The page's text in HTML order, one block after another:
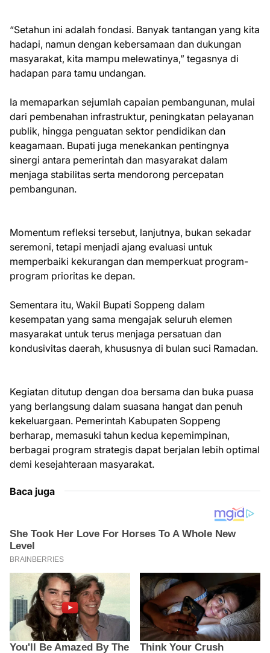
“Setahun ini adalah fondasi. Banyak tantangan yang kita
hadapi, namun dengan kebersamaan dan dukungan
masyarakat, kita mampu melewatinya,” tegasnya di
hadapan para tamu undangan.
Ia memaparkan sejumlah capaian pembangunan, mulai
dari pembenahan infrastruktur, peningkatan pelayanan
publik, hingga penguatan sektor pendidikan dan
keagamaan. Bupati juga menekankan pentingnya
sinergi antara pemerintah dan masyarakat dalam
menjaga stabilitas serta mendorong percepatan
pembangunan.
Momentum refleksi tersebut, lanjutnya, bukan sekadar
seremoni, tetapi menjadi ajang evaluasi untuk
memperbaiki kekurangan dan memperkuat program-
program prioritas ke depan.
Sementara itu, Wakil Bupati Soppeng dalam
kesempatan yang sama mengajak seluruh elemen
masyarakat untuk terus menjaga persatuan dan
kondusivitas daerah, khususnya di bulan suci Ramadan.
Kegiatan ditutup dengan doa bersama dan buka puasa
yang berlangsung dalam suasana hangat dan penuh
kekeluargaan. Pemerintah Kabupaten Soppeng
berharap, memasuki tahun kedua kepemimpinan,
berbagai program strategis dapat berjalan lebih optimal
demi kesejahteraan masyarakat.
Baca juga